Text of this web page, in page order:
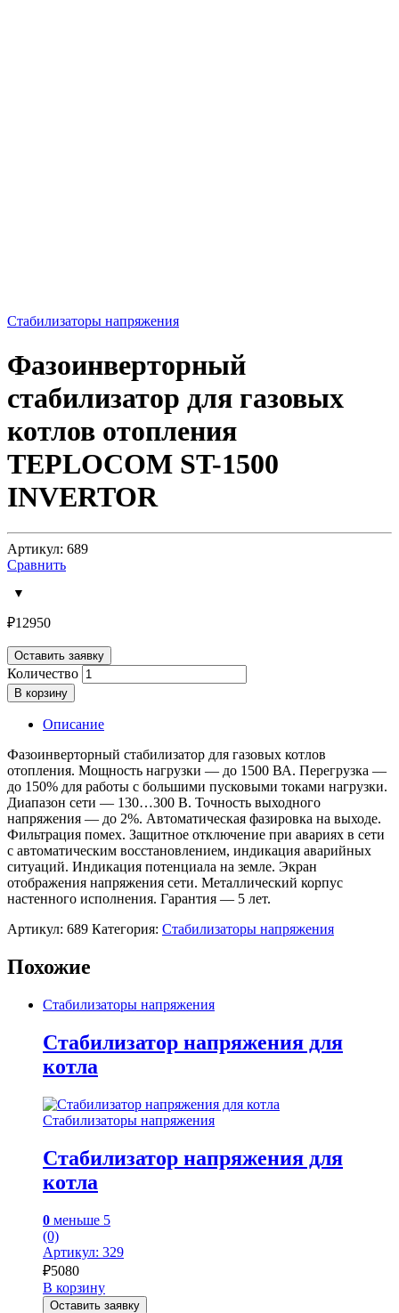
Стабилизаторы напряжения
Фазоинверторный
стабилизатор для газовых
котлов отопления
TEPLOCOM ST-1500
INVERTOR
Артикул: 689
Сравнить
₽12950
Оставить заявку
Количество
В корзину
Описание
Фазоинверторный стабилизатор для газовых котлов
отопления. Мощность нагрузки — до 1500 ВА. Перегрузка —
до 150% для работы с большими пусковыми токами нагрузки.
Диапазон сети — 130…300 В. Точность выходного
напряжения — до 2%. Автоматическая фазировка на выходе.
Фильтрация помех. Защитное отключение при авариях в сети
с автоматическим восстановлением, индикация аварийных
ситуаций. Индикация потенциала на земле. Экран
отображения напряжения сети. Металлический корпус
настенного исполнения. Гарантия — 5 лет.
Артикул: 689 Категория: Стабилизаторы напряжения
Похожие
Стабилизаторы напряжения
Стабилизатор напряжения для
котла
Стабилизаторы напряжения
Стабилизатор напряжения для
котла
0 меньше 5
(0)
Артикул: 329
₽5080
В корзину
Оставить заявку